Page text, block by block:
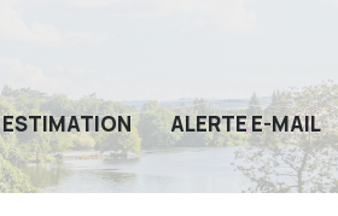
ESTIMATION ALERTE E-MAIL